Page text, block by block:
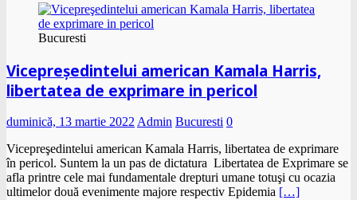
Bucuresti
Vicepreşedintelui american Kamala Harris,
libertatea de exprimare in pericol
duminică, 13 martie 2022 Admin Bucuresti 0
Vicepreşedintelui american Kamala Harris, libertatea de exprimare
în pericol. Suntem la un pas de dictatura Libertatea de Exprimare se
afla printre cele mai fundamentale drepturi umane totuşi cu ocazia
ultimelor două evenimente majore respectiv Epidemia […]